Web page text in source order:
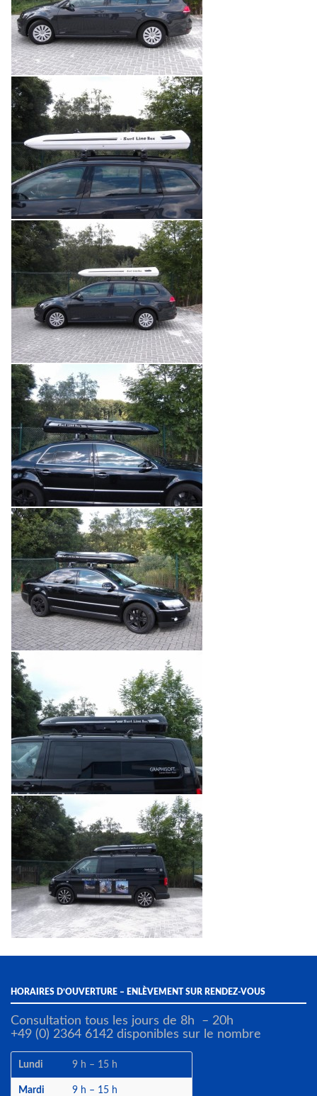
HORAIRES D’OUVERTURE – ENLÈVEMENT SUR RENDEZ-VOUS
Consultation tous les jours de 8h – 20h
+49 (0) 2364 6142 disponibles sur le nombre
Lundi 9 h – 15 h
Mardi 9 h – 15 h